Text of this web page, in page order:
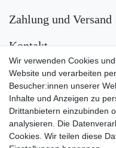
Wir verwenden Cookies
Website und verarbeiten
Besucher:innen unserer
Inhalte und Anzeigen zu
Drittanbietern einzubinden
analysieren. Die
Cookies. Wir teilen diese
Zahlung und Versand
Kontakt
Versand